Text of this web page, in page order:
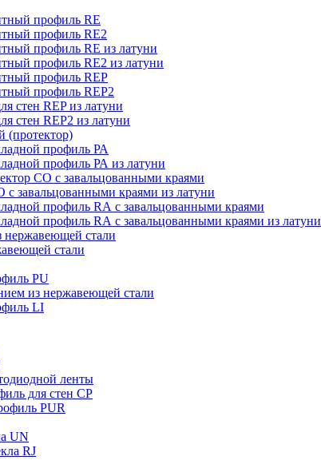
профиль RE
профиль RE2
профиль RE из латуни
профиль RE2 из латуни
профиль REP
профиль REP2
стен REP из латуни
стен REP2 из латуни
(протектор)
профиль РА
профиль РА из латуни
СО с завальцованными краями
завальцованными краями из латуни
профиль RА с завальцованными краями
профиль RА с завальцованными краями из латуни
стали
стали
PU
из нержавеющей стали
LI
ленты
для стен CP
PUR
UN
RJ